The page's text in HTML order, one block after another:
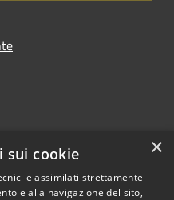
×
sui cookie
e assimilati strettamente
e alla navigazione del sito,